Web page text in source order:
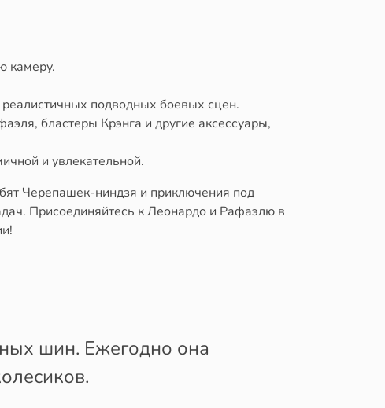
камеру.
подводных боевых сцен.
бластеры Крэнга и другие аксессуары,
и увлекательной.
Черепашек-ниндзя и приключения под
Присоединяйтесь к Леонардо и Рафаэлю в
шин. Ежегодно она